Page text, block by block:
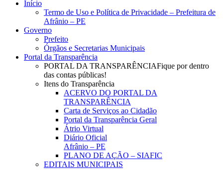
search
Menu
Início
Termo de Uso e Política de Privacidade – Prefeitura de
Afrânio – PE
Governo
Prefeito
Órgãos e Secretarias Municipais
Portal da Transparência
PORTAL DA TRANSPARÊNCIAFique por dentro
das contas públicas!
Itens do Transparência
ACERVO DO PORTAL DA
TRANSPARÊNCIA
Carta de Serviços ao Cidadão
Portal da Transparência Geral
Átrio Virtual
Diário Oficial
Afrânio – PE
PLANO DE AÇÃO – SIAFIC
EDITAIS MUNICIPAIS